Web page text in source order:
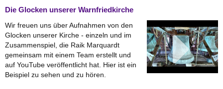
Die Glocken unserer Warnfriedkirche
Wir freuen uns über Aufnahmen von den
Glocken unserer Kirche - einzeln und im
Zusammenspiel, die Raik Marquardt
gemeinsam mit einem Team erstellt und
auf YouTube veröffentlicht hat. Hier ist ein
Beispiel zu sehen und zu hören.